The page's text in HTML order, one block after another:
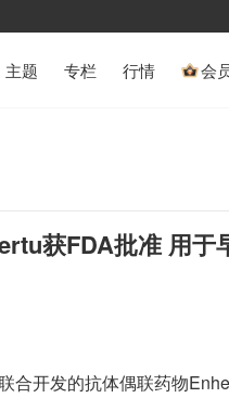
主题 专栏 行情 会
获FDA批准 用于
合开发的抗体偶联药物